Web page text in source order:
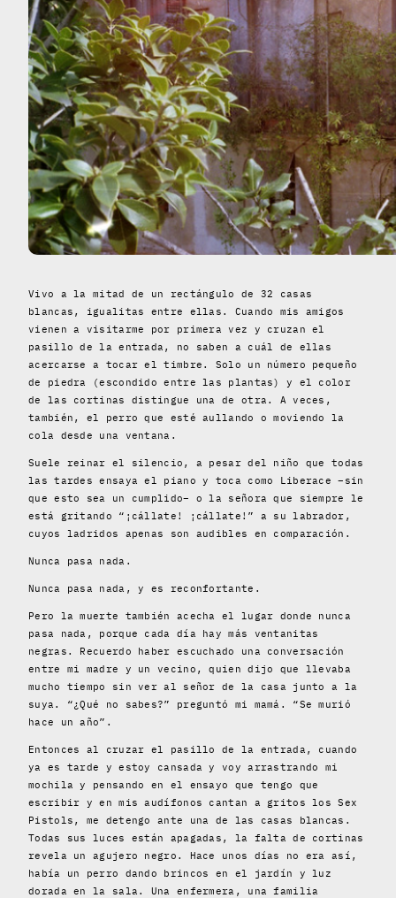
Vivo a la mitad de un rectángulo de 32 casas
blancas, igualitas entre ellas. Cuando mis amigos
vienen a visitarme por primera vez y cruzan el
pasillo de la entrada, no saben a cuál de ellas
acercarse a tocar el timbre. Solo un número pequeño
de piedra (escondido entre las plantas) y el color
de las cortinas distingue una de otra. A veces,
también, el perro que esté aullando o moviendo la
cola desde una ventana.
Suele reinar el silencio, a pesar del niño que todas
las tardes ensaya el piano y toca como Liberace –sin
que esto sea un cumplido– o la señora que siempre le
está gritando “¡cállate! ¡cállate!” a su labrador,
cuyos ladridos apenas son audibles en comparación.
Nunca pasa nada.
Nunca pasa nada, y es reconfortante.
Pero la muerte también acecha el lugar donde nunca
pasa nada, porque cada día hay más ventanitas
negras. Recuerdo haber escuchado una conversación
entre mi madre y un vecino, quien dijo que llevaba
mucho tiempo sin ver al señor de la casa junto a la
suya. “¿Qué no sabes?” preguntó mi mamá. “Se murió
hace un año”.
Entonces al cruzar el pasillo de la entrada, cuando
ya es tarde y estoy cansada y voy arrastrando mi
mochila y pensando en el ensayo que tengo que
escribir y en mis audífonos cantan a gritos los Sex
Pistols, me detengo ante una de las casas blancas.
Todas sus luces están apagadas, la falta de cortinas
revela un agujero negro. Hace unos días no era así,
había un perro dando brincos en el jardín y luz
dorada en la sala. Una enfermera, una familia